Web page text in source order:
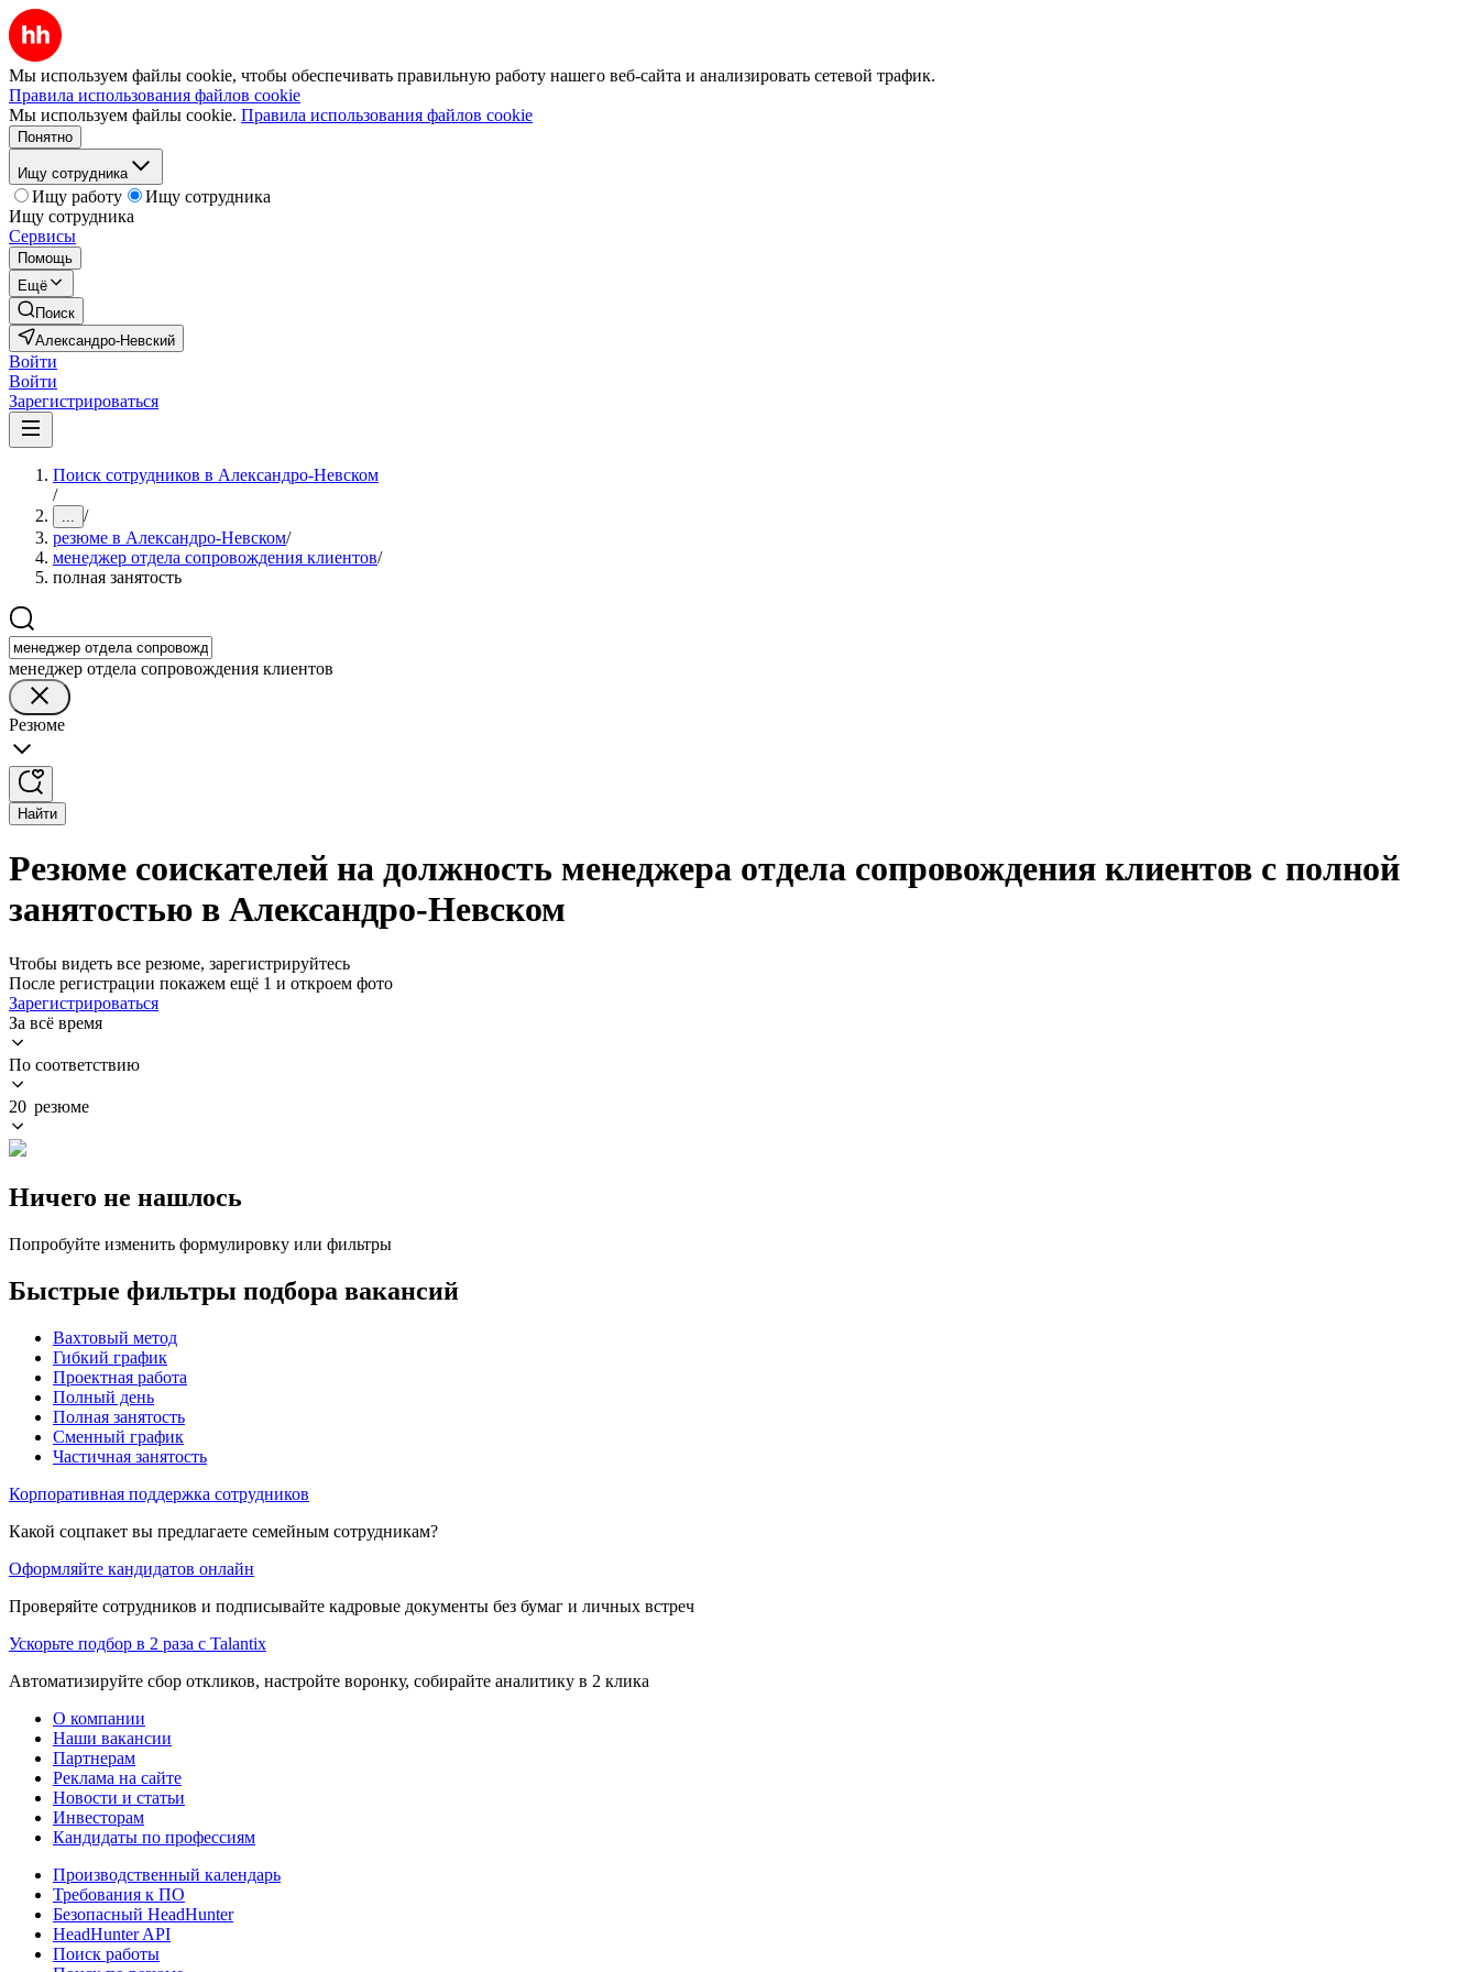
Мы используем файлы cookie, чтобы обеспечивать правильную работу нашего веб-сайта и анализировать сетевой трафик.
Правила использования файлов cookie
Мы используем файлы cookie. Правила использования файлов cookie
Понятно
Ищу сотрудника
Ищу работу
Ищу сотрудника
Ищу сотрудника
Сервисы
Помощь
Ещё
Поиск
Александро-Невский
Войти
Войти
Зарегистрироваться
Поиск сотрудников в Александро-Невском
/
... /
резюме в Александро-Невском/
менеджер отдела сопровождения клиентов/
полная занятость
менеджер отдела сопровождения клиентов
Резюме
Найти
Резюме соискателей на должность менеджера отдела сопровождения клиентов с полной
занятостью в Александро-Невском
Чтобы видеть все резюме, зарегистрируйтесь
После регистрации покажем ещё 1 и откроем фото
Зарегистрироваться
За всё время
По соответствию
20 резюме
Ничего не нашлось
Попробуйте изменить формулировку или фильтры
Быстрые фильтры подбора вакансий
Вахтовый метод
Гибкий график
Проектная работа
Полный день
Полная занятость
Сменный график
Частичная занятость
Корпоративная поддержка сотрудников
Какой соцпакет вы предлагаете семейным сотрудникам?
Оформляйте кандидатов онлайн
Проверяйте сотрудников и подписывайте кадровые документы без бумаг и личных встреч
Ускорьте подбор в 2 раза с Talantix
Автоматизируйте сбор откликов, настройте воронку, собирайте аналитику в 2 клика
О компании
Наши вакансии
Партнерам
Реклама на сайте
Новости и статьи
Инвесторам
Кандидаты по профессиям
Производственный календарь
Требования к ПО
Безопасный HeadHunter
HeadHunter API
Поиск работы